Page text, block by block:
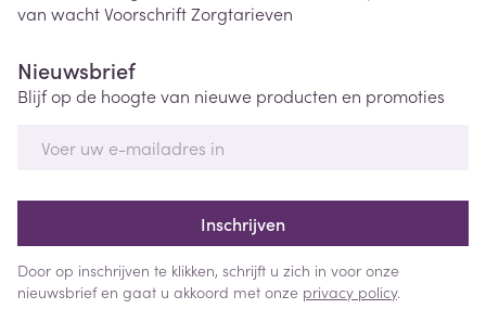
van wachtVoorschriftZorgtarieven
Nieuwsbrief
Blijf op de hoogte van nieuwe producten en promoties
Inschrijven
Door op inschrijven te klikken, schrijft u zich in voor onze
nieuwsbrief en gaat u akkoord met onze privacy policy.